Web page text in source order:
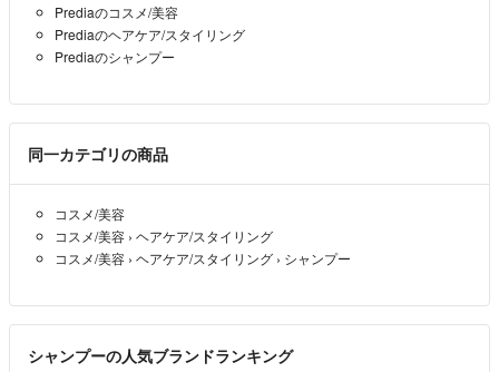
Prediaのコスメ/美容
Prediaのヘアケア/スタイリング
Prediaのシャンプー
同一カテゴリの商品
コスメ/美容
コスメ/美容 › ヘアケア/スタイリング
コスメ/美容 › ヘアケア/スタイリング › シャンプー
シャンプーの人気ブランドランキング